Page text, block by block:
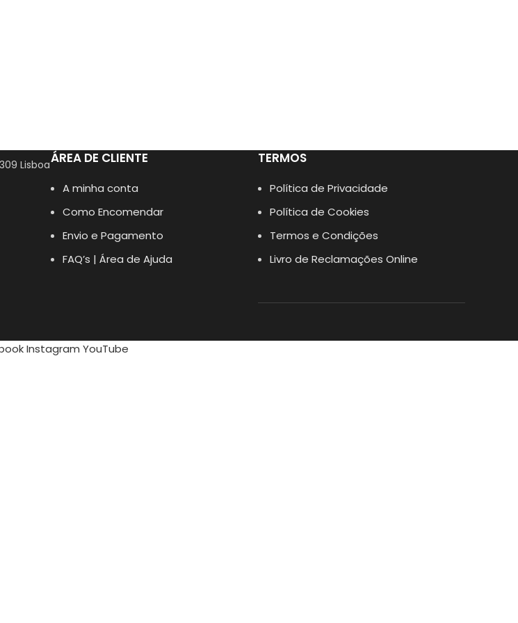
LisboaÁREA DE CLIENTE
A minha conta
Como Encomendar
Envio e Pagamento
FAQ’s | Área de Ajuda
TERMOS
Política de Privacidade
Política de Cookies
Termos e Condições
Livro de Reclamações Online
Instagram YouTube